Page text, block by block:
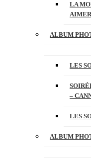
LA
ALBUM
LES
–
LES
ALBUM